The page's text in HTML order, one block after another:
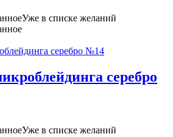
Уже в списке желаний
серебро
Уже в списке желаний